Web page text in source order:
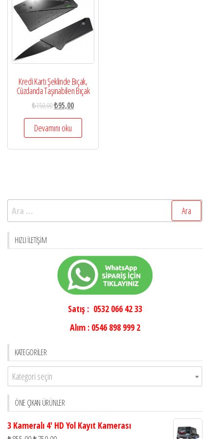
Kredi Kartı Şeklinde Bıçak,
Cüzdanda Taşınabilen Bıçak
₺150,00₺95,00
Devamını oku
Arama:
HIZLI İLETIŞIM
Satış : 0532 066 42 33
Alım : 0546 898 999 2
KATEGORILER
Kategori seçin
ÖNE ÇIKAN ÜRÜNLER
3 Kameralı 4' HD Yol Kayıt Kamerası